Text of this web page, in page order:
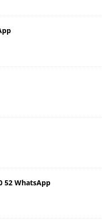
52 WhatsApp